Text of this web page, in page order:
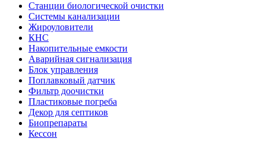
Станции биологической очистки
Системы канализации
Жироуловители
КНС
Накопительные емкости
Аварийная сигнализация
Блок управления
Поплавковый датчик
Фильтр доочистки
Пластиковые погреба
Декор для септиков
Биопрепараты
Кессон